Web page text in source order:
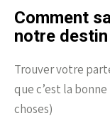
Comment
notre destin
Trouver votre
que c’est la
choses)